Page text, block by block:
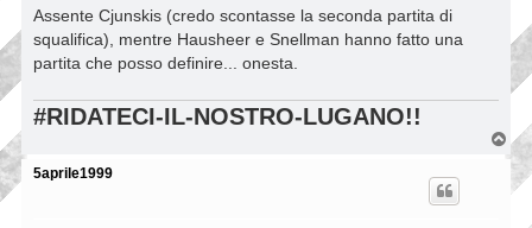
Assente Cjunskis (credo scontasse la seconda partita di
squalifica), mentre Hausheer e Snellman hanno fatto una
partita che posso definire... onesta.
#RIDATECI-IL-NOSTRO-LUGANO!!
T
o
5aprile1999